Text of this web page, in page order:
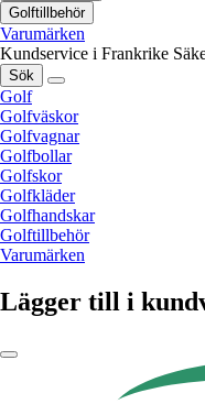
Golftillbehör
Varumärken
Kundservice i Frankrike
Sök
Golf
Golfväskor
Golfvagnar
Golfbollar
Golfskor
Golfkläder
Golfhandskar
Golftillbehör
Varumärken
Lägger till i